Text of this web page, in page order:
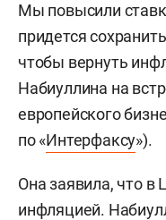
Мы повысили
придется
чтобы вернуть
Набиуллина на
европейского
по «Интерфаксу»).
Она заявила, что в
инфляцией.